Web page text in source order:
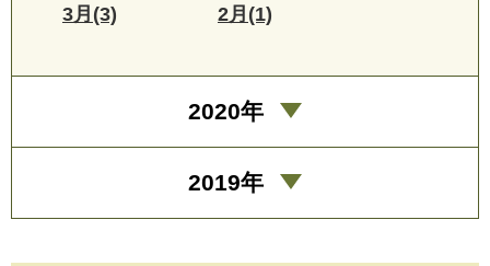
3月(3) 2月(1)
2020年
2019年